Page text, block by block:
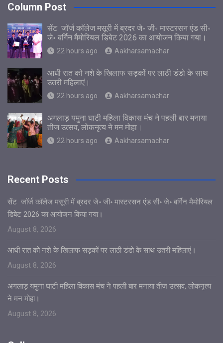
Column Post
सेंट जाॅर्ज काॅलेज मसूरी में ब्रदर जे॰ जी॰ मास्टरसन एंड सी॰
जे॰ बर्गिन मैमोरियल डिबेट 2026 का आयोजन किया गया।
22 hours ago Aakharsamachar
आधी रात को नशे के खिलाफ सड़कों पर लाठी डंडो के साथ
उतरी महिलाएं।
22 hours ago Aakharsamachar
अगलाड़ यमुना घाटी महिला विकास मंच ने पहली बार मनाया
तीज उत्सव, लोकनृत्य ने मन मोहा।
22 hours ago Aakharsamachar
Recent Posts
सेंट जाॅर्ज काॅलेज मसूरी में ब्रदर जे॰ जी॰ मास्टरसन एंड सी॰ जे॰ बर्गिन मैमोरियल
डिबेट 2026 का आयोजन किया गया।
August 8, 2026
आधी रात को नशे के खिलाफ सड़कों पर लाठी डंडो के साथ उतरी महिलाएं।
August 8, 2026
अगलाड़ यमुना घाटी महिला विकास मंच ने पहली बार मनाया तीज उत्सव, लोकनृत्य
ने मन मोहा।
August 8, 2026